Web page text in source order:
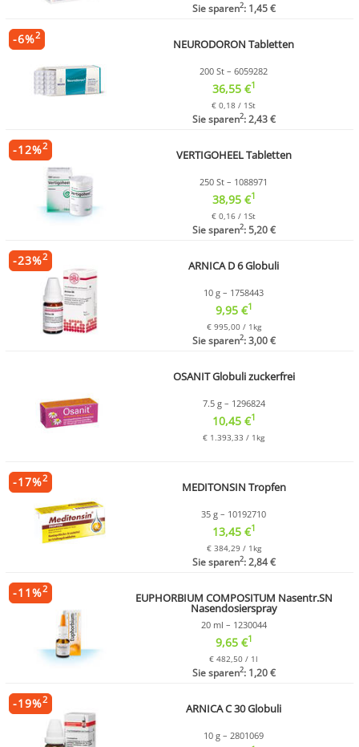
Sie sparen2: 1,45 €
NEURODORON Tabletten
200 St – 6059282
36,55 €1
€ 0,18 / 1St
Sie sparen2: 2,43 €
-6%2
VERTIGOHEEL Tabletten
250 St – 1088971
38,95 €1
€ 0,16 / 1St
Sie sparen2: 5,20 €
-12%2
ARNICA D 6 Globuli
10 g – 1758443
9,95 €1
€ 995,00 / 1kg
Sie sparen2: 3,00 €
-23%2
OSANIT Globuli zuckerfrei
7.5 g – 1296824
10,45 €1
€ 1.393,33 / 1kg
MEDITONSIN Tropfen
35 g – 10192710
13,45 €1
€ 384,29 / 1kg
Sie sparen2: 2,84 €
-17%2
EUPHORBIUM COMPOSITUM Nasentr.SN
Nasendosierspray
20 ml – 1230044
9,65 €1
€ 482,50 / 1l
Sie sparen2: 1,20 €
-11%2
ARNICA C 30 Globuli
10 g – 2801069
-19%2